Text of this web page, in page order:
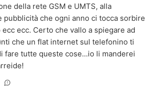
della rete GSM e UMTS, alla
pubblicità che ogni anno ci tocca sorbire
ecc ecc. Certo che vallo a spiegare ad
che un flat internet sul telefonino ti
fare tutte queste cose...io li manderei